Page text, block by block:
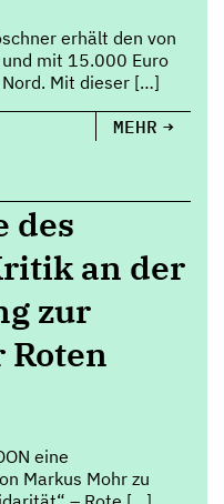
erhält den von
mit 15.000 Euro
Mit dieser […]
MEHR
des
an der
zur
Roten
eine
Markus Mohr zu